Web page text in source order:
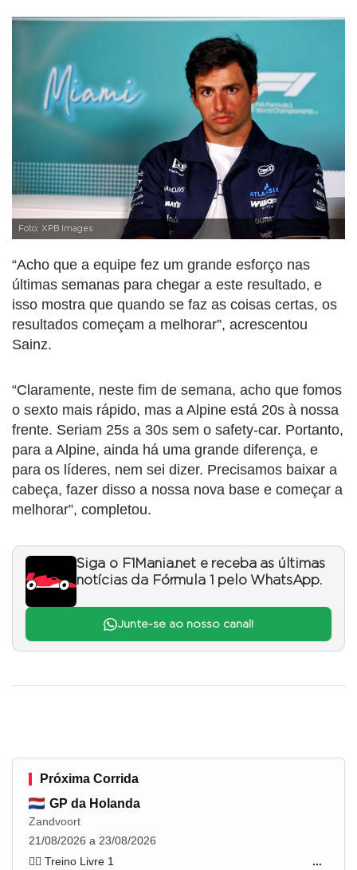
Foto: XPB Images
“Acho que a equipe fez um grande esforço nas
últimas semanas para chegar a este resultado, e
isso mostra que quando se faz as coisas certas, os
resultados começam a melhorar”, acrescentou
Sainz.
“Claramente, neste fim de semana, acho que fomos
o sexto mais rápido, mas a Alpine está 20s à nossa
frente. Seriam 25s a 30s sem o safety-car. Portanto,
para a Alpine, ainda há uma grande diferença, e
para os líderes, nem sei dizer. Precisamos baixar a
cabeça, fazer disso a nossa nova base e começar a
melhorar”, completou.
Siga o F1Mania.net e receba as últimas
notícias da Fórmula 1 pelo WhatsApp.
Junte-se ao nosso canal!
Próxima Corrida
GP da Holanda
Zandvoort
21/08/2026 a 23/08/2026
🏋️‍♂️ Treino Livre 1
...